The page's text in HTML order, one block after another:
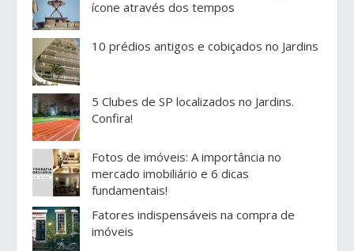
ícone através dos tempos
10 prédios antigos e cobiçados no Jardins
5 Clubes de SP localizados no Jardins.
Confira!
Fotos de imóveis: A importância no
mercado imobiliário e 6 dicas
fundamentais!
Fatores indispensáveis na compra de
imóveis